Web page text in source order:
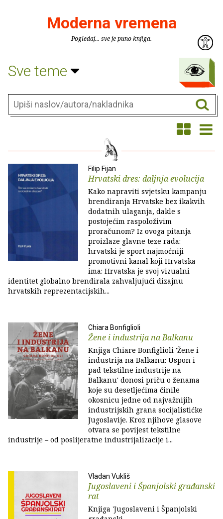
Moderna vremena
Pogledaj... sve je puno knjiga.
Sve teme
Filip Fijan
Hrvatski dres: daljnja evolucija
Kako napraviti svjetsku kampanju
brendiranja Hrvatske bez ikakvih
dodatnih ulaganja, dakle s
postojećim raspoloživim
proračunom? Iz ovoga pitanja
proizlaze glavne teze rada:
hrvatski je sport najmoćniji
promotivni kanal koji Hrvatska
ima: Hrvatska je svoj vizualni
identitet globalno brendirala zahvaljujući dizajnu
hrvatskih reprezentacijskih...
Chiara Bonfiglioli
Žene i industrija na Balkanu
Knjiga Chiare Bonfiglioli 'Žene i
industrija na Balkanu: Uspon i
pad tekstilne industrije na
Balkanu' donosi priču o ženama
koje su desetljećima činile
okosnicu jedne od najvažnijih
industrijskih grana socijalistićke
Jugoslavije. Kroz njihove glasove
otvara se povijest tekstilne
industrije – od poslijeratne industrijalizacije i...
Vladan Vukliš
Jugoslaveni i Španjolski građanski
rat
Knjiga 'Jugoslaveni i Španjolski